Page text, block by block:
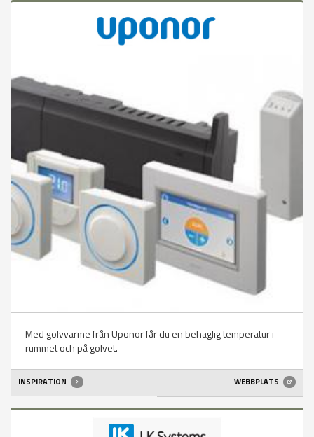
Med golvvärme från Uponor får du en behaglig temperatur i
rummet och på golvet.
INSPIRATION WEBBPLATS